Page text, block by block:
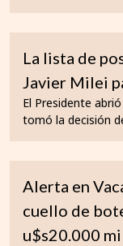
La lista de
Javier Milei
El Presidente
tomó la decisión
Alerta en
cuello de
u$s20.000